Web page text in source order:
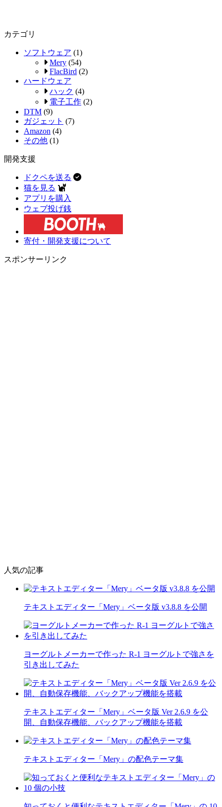
カテゴリ
ソフトウェア (1)
Mery (54)
FlacBird (2)
ハードウェア
ハック (4)
電子工作 (2)
DTM (9)
ガジェット (7)
Amazon (4)
その他 (1)
開発支援
ドクペを送る
猫を見る
アプリを購入
ウェブ投げ銭
寄付・開発支援について
スポンサーリンク
人気の記事
テキストエディター「Mery」ベータ版 v3.8.8 を公開
ヨーグルトメーカーで作った R-1 ヨーグルトで強さを
引き出してみた
テキストエディター「Mery」ベータ版 Ver 2.6.9 を公
開、自動保存機能、バックアップ機能を搭載
テキストエディター「Mery」の配色テーマ集